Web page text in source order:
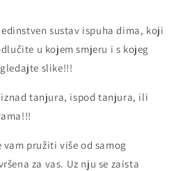
sustav ispuha dima, koji
u kojem smjeru i s kojeg
slike!!!
tanjura, ispod tanjura, ili
pružiti više od samog
za vas. Uz nju se zaista